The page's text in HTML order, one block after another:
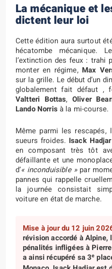
La mécanique et
dictent leur loi
Cette édition aura surtout
hécatombe
l’extinction des feux : trahi
monter en régime, Max
sur la grille. Le début d’un
globalement fait défaut ,
Valtteri Bottas, Oliver
Lando Norrisà la mi-course.
Même parmi les rescapés,
sueurs froides. Isack Hadjar
en composant très tôt
défaillante et une
d’« inconduisible »par
pannes qui rappelle
la journée consistait
voiture en état de marche.
Mise à jour du 12 juin
révision accordé à Alpine,
pénalités infligées à
a ainsi récupéré sa 3e